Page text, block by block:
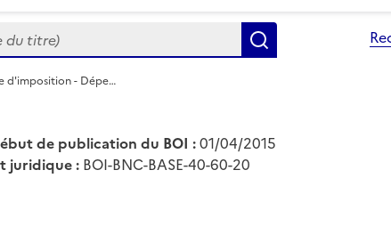
titre)
d'imposition - Dépe…
de publication du BOI :01/04/2015
juridique : BOI-BNC-BASE-40-60-20